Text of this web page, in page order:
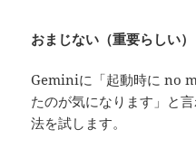
おまじない（重要らしい）
Geminiに「起動時に no
たのが気になります」と
法を試します。